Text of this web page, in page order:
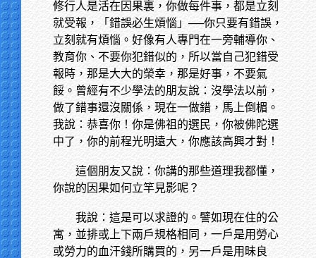
修行人是活在因果裏，你做每件事，都是立刻
就受報，「錯誤必生煩惱」──你只要有錯誤，
立刻就有煩惱。好像有人專門在一旁輔導你、
教育你、不要你犯錯似的，所以當自己犯錯受
報時，那是大大的榮幸，那是好事，不要氣
餒。曾經有不少學法的朋友說：沒學法以前，
做了錯事還沒關係，現在一做錯，馬上倒楣。
我說：恭喜你！你是佛祖的選民，你被佛陀選
中了，你的前程光明遠大，你應該高興才對！
這個朋友又說：你講的那些道理我都懂，
你說的因果如何立竿見影呢？
我說：這是可以求證的。譬如現在住的公
寓，並排或上下兩戶規格相同，一戶是用勞心
或勞力的血汗錢所購買的，另一戶是用昧良